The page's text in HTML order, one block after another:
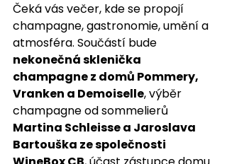
Čeká vás večer, kde se propojí
champagne, gastronomie, umění a
atmosféra. Součástí bude
nekonečná sklenička
champagne z domů Pommery,
Vranken a Demoiselle, výběr
champagne od sommelierů
Martina Schleisse a Jaroslava
Bartouška ze společnosti